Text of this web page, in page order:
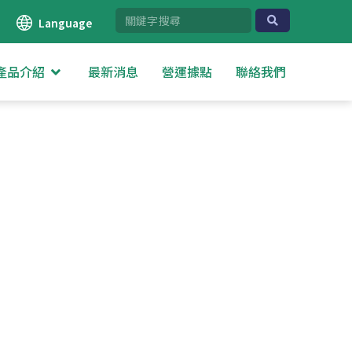
Language
品介紹 最新消息 營運據點 聯絡我們